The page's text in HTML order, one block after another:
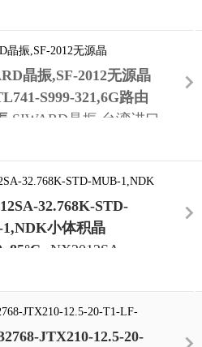
尖端产品，提高石英晶
度性能，可靠性与准确
系列晶振，
体
晶振，贴片晶振，智能
振，音叉晶振，
晶振，超小型晶
振
晶振，医疗手表晶振，
讯晶振，微型晶振，汽
，汽车辅助驾驶晶振，
统晶振。
晶振,32.768KHz晶振,负载
温度-40~85°C,频率稳
耐高温晶振,轻薄小
电表晶振,无线路由器晶
晶振,SF-2012无源晶
S999-321,6G路由器晶振
晶振,SF-2012无源晶
S999-321,6G路由
,SIWARD晶振,台湾进口
S999-321晶振,2012晶
振
工作温度-40~85°C,频率稳定性
小型晶振,无铅环保晶振,6G路由器晶
32.768K-STD-MUB-1,NDK
振,-40~85°C32.768K-STD-
小体积晶
,NX2012SA-
振,小体积晶振,工作温
负载12.5pf,精度
晶振,2012mm
JTX210-12.5-20-T1-LF-
2012mm
JTX210-12.5-20-